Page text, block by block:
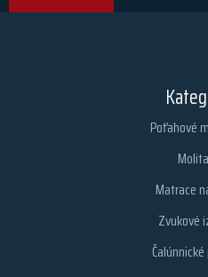
Poťahové
Matrace
Zvukové